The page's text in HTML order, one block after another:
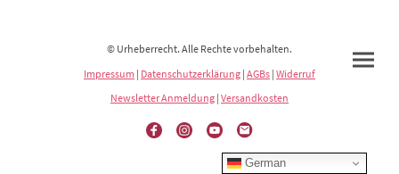
© Urheberrecht. Alle Rechte vorbehalten.
Impressum | Datenschutzerklärung | AGBs | Widerruf
Newsletter Anmeldung | Versandkosten
German